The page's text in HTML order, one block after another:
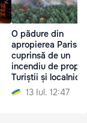
O pădure din
apropierea
cuprinsă de un
incendiu de
Turiștii și localnicii,
evacuați
13 Iul. 12:47